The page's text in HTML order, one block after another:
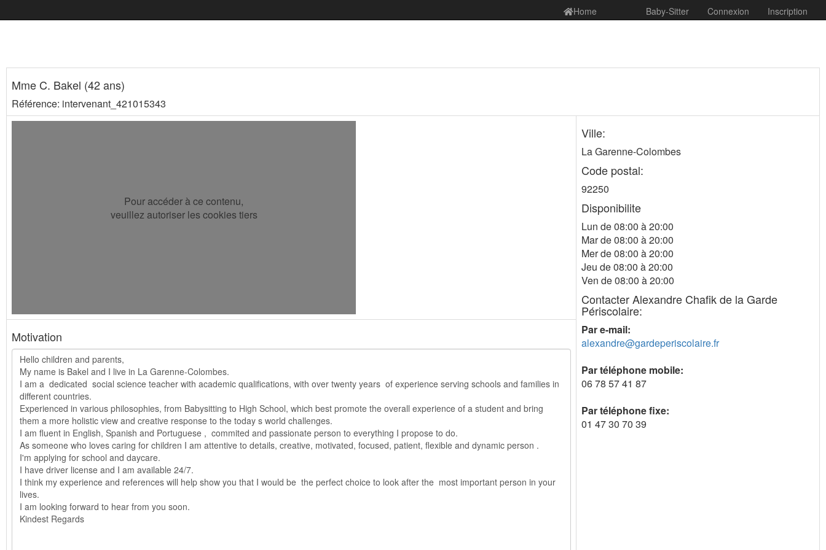
Home Baby-Sitter Connexion Inscription
Mme C. Bakel (42 ans)
Référence: intervenant_421015343
Pour accéder à ce contenu,
veuillez autoriser les cookies tiers
Ville:
La Garenne-Colombes
Code postal:
92250
Disponibilite
Lun de 08:00 à 20:00
Mar de 08:00 à 20:00
Mer de 08:00 à 20:00
Jeu de 08:00 à 20:00
Ven de 08:00 à 20:00
Contacter Alexandre Chafik de la Garde
Périscolaire:
Par e-mail:
alexandre@gardeperiscolaire.fr
Par téléphone mobile:
06 78 57 41 87
Par téléphone fixe:
01 47 30 70 39
Motivation